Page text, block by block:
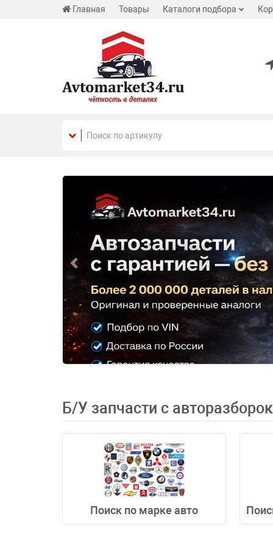
Главная Товары Каталоги подбора
Б/У запчасти с
Поиск по марке авто